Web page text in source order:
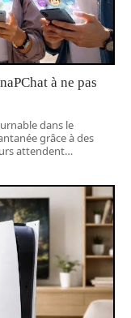
à ne pas
dans le
grâce à des
attendent…